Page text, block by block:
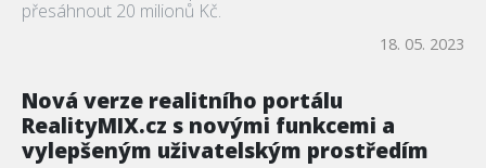
přesáhnout 20 milionů Kč.
18. 05. 2023
Nová verze realitního portálu
RealityMIX.cz s novými funkcemi a
vylepšeným uživatelským prostředím